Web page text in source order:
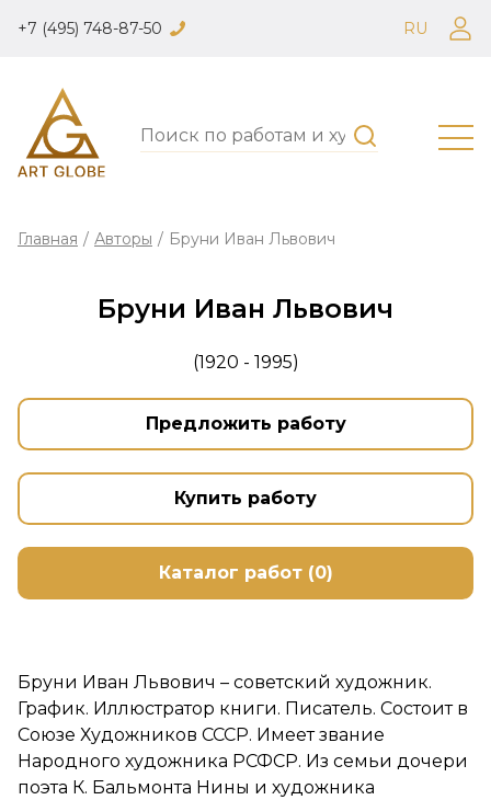
+7 (495) 748-87-50 RU
Главная / Авторы / Бруни Иван Львович
Бруни Иван Львович
(1920 - 1995)
Предложить работу
Купить работу
Каталог работ (0)
Бруни Иван Львович – советский художник.
График. Иллюстратор книги. Писатель. Состоит в
Союзе Художников СССР. Имеет звание
Народного художника РСФСР. Из семьи дочери
поэта К. Бальмонта Нины и художника